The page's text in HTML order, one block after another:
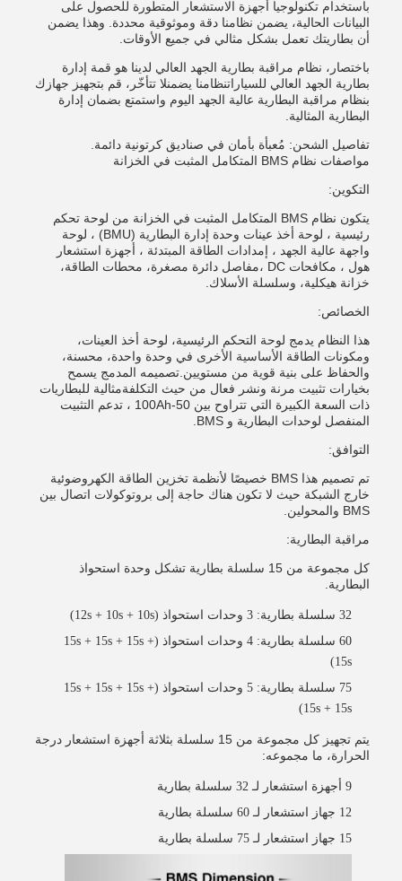
باستخدام تكنولوجيا أجهزة الاستشعار المتطورة للحصول على
البيانات الحالية، يضمن نظامنا دقة وموثوقية محددة. وهذا يضمن
أن بطاريتك تعمل بشكل مثالي في جميع الأوقات.
باختصار، نظام مراقبة بطارية الجهد العالي لدينا هو قمة إدارة
بطارية الجهد العالي للسياراتنظامنا يضمنلا تتأخّر، قم بتجهيز جهازك
بنظام مراقبة البطارية عالية الجهد اليوم واستمتع بضمان إدارة
البطارية المثالية.
تفاصيل الشحن: مُعبأة بأمان في صناديق كرتونية دائمة.
مواصفات نظام BMS المتكامل المثبت في الخزانة
التكوين:
يتكون نظام BMS المتكامل المثبت في الخزانة من لوحة تحكم
رئيسية ، لوحة أخذ عينات وحدة إدارة البطارية (BMU) ، لوحة
واجهة عالية الجهد ، إمدادات الطاقة المبتدئة ، أجهزة استشعار
هول ، مكافحات DC ،مفاصل دائرة مصغرة، محطات الطاقة،
خزانة هيكلية، وسلسلة الأسلاك.
الخصائص:
هذا النظام يدمج لوحة التحكم الرئيسية، لوحة أخذ العينات،
ومكونات الطاقة الأساسية الأخرى في وحدة واحدة، محسنة،
والحفاظ على بنية قوية من مستويين.تصميمه المدمج يسمح
بخيارات تثبيت مرنة ونشر فعال من حيث التكلفةمثالية للبطاريات
ذات السعة الكبيرة التي تتراوح بين 50-100Ah ، تدعم التثبيت
المنفصل لوحدات البطارية و BMS.
التوافق:
تم تصميم هذا BMS خصيصًا لأنظمة تخزين الطاقة الكهروضوئية
خارج الشبكة حيث لا تكون هناك حاجة إلى بروتوكولات اتصال بين
BMS والمحولين.
مراقبة البطارية:
كل مجموعة من 15 سلسلة بطارية تشكل وحدة استحواذ
البطارية.
32 سلسلة بطارية: 3 وحدات استحواذ (12s + 10s + 10s)
60 سلسلة بطارية: 4 وحدات استحواذ (15s + 15s + 15s +
15s)
75 سلسلة بطارية: 5 وحدات استحواذ (15s + 15s + 15s +
15s + 15s)
يتم تجهيز كل مجموعة من 15 سلسلة بثلاثة أجهزة استشعار درجة
الحرارة، ما مجموعه:
9 أجهزة استشعار لـ 32 سلسلة بطارية
12 جهاز استشعار لـ 60 سلسلة بطارية
15 جهاز استشعار لـ 75 سلسلة بطارية